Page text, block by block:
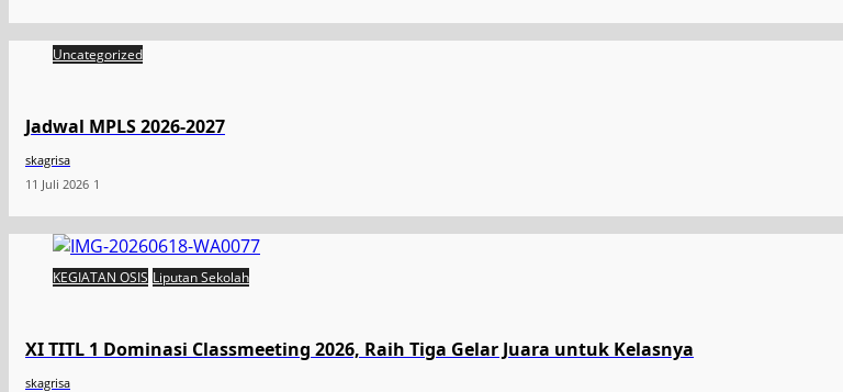
Uncategorized
Jadwal MPLS 2026-2027
skagrisa
11 Juli 2026 1
KEGIATAN OSIS Liputan Sekolah
XI TITL 1 Dominasi Classmeeting 2026, Raih Tiga Gelar Juara untuk Kelasnya
skagrisa